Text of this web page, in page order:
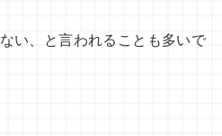
い、と言われることも多いで